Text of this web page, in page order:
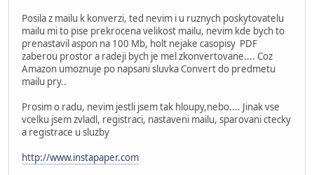
Posila z mailu k konverzi, ted nevim i u ruznych poskytovatelu
mailu mi to pise prekrocena velikost mailu, nevim kde bych to
prenastavil aspon na 100 Mb, holt nejake casopisy PDF
zaberou prostor a radeji bych je mel zkonvertovane.... Coz
Amazon umoznuje po napsani sluvka Convert do predmetu
mailu pry..
Prosim o radu, nevim jestli jsem tak hloupy,nebo.... Jinak vse
vcelku jsem zvladl, registraci, nastaveni mailu, sparovani ctecky
a registrace u sluzby
http://www.instapaper.com